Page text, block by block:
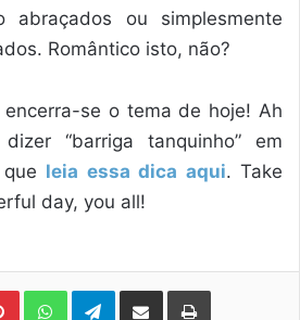
abraçados ou simplesmente
Romântico isto, não?
se o tema de hoje! Ah
“barriga tanquinho” em
leia essa dica aqui. Take
day, you all!
PinterestWhatsAppTelegram
Compartilhar via e-mail Imprimir